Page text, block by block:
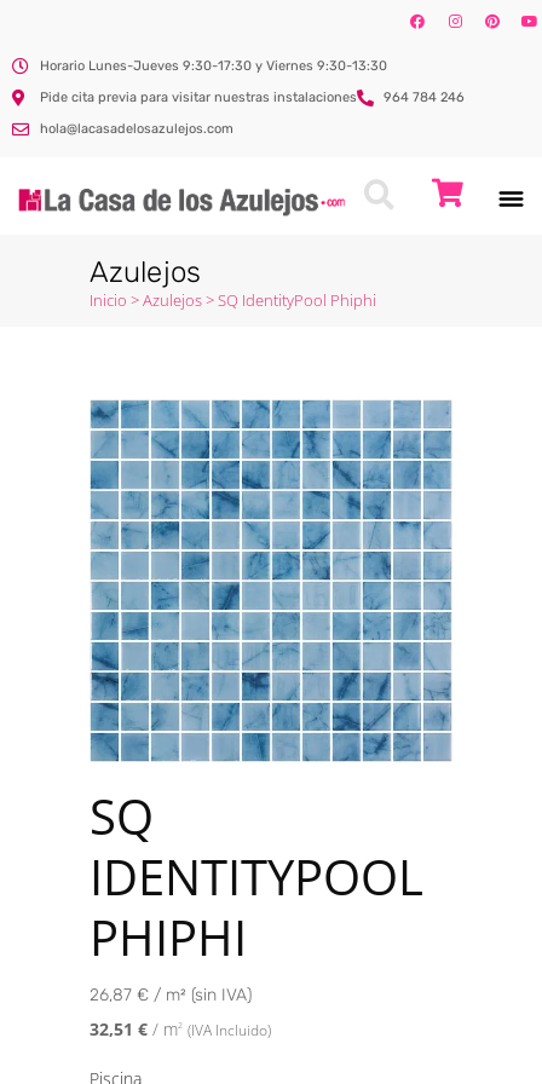
Horario Lunes-Jueves 9:30-17:30 y Viernes 9:30-13:30
Pide cita previa para visitar nuestras instalaciones
964 784 246
hola@lacasadelosazulejos.com
Azulejos
Inicio >Azulejos>SQ IdentityPool Phiphi
SQ
IDENTITYPOOL
PHIPHI
26,87 € / m² (sin IVA)
32,51 € / m2 (IVA Incluido)
Piscina